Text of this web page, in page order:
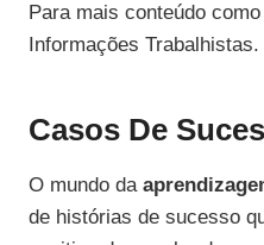
Para mais conteúdo
Informações Trabalhistas.
Casos De
O mundo da
de histórias de sucesso